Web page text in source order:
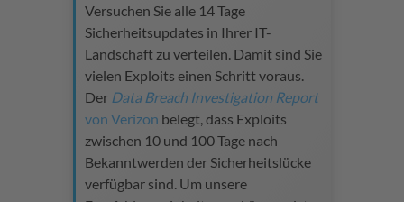
Versuchen Sie alle 14 Tage
Sicherheitsupdates in Ihrer IT-
Landschaft zu verteilen. Damit sind Sie
vielen Exploits einen Schritt voraus.
Der Data Breach Investigation Report
von Verizon belegt, dass Exploits
zwischen 10 und 100 Tage nach
Bekanntwerden der Sicherheitslücke
verfügbar sind. Um unsere